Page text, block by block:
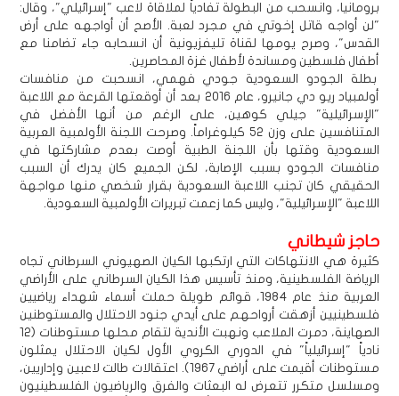
برومانيا، وانسحب من البطولة تفادياً لملاقاة لاعب "إسرائيلي"، وقال:
"لن أواجه قاتل إخوتي في مجرد لعبة. الأصح أن أواجهه على أرض
القدس"، وصرح يومها لقناة تليفزيونية أن انسحابه جاء تضامنا مع
أطفال فلسطين ومساندة لأطفال غزة المحاصرين.
بطلة الجودو السعودية جودي فهمي، انسحبت من منافسات
أولمبياد ريو دي جانيرو، عام 2016 بعد أن أوقعتها القرعة مع اللاعبة
"الإسرائيلية" جيلي كوهين، على الرغم من أنها الأفضل في
المتنافسين على وزن 52 كيلوغراماً. وصرحت اللجنة الأولمبية العربية
السعودية وقتها بأن اللجنة الطبية أوصت بعدم مشاركتها في
منافسات الجودو بسبب الإصابة، لكن الجميع كان يدرك أن السبب
الحقيقي كان تجنب اللاعبة السعودية بقرار شخصي منها مواجهة
اللاعبة "الإسرائيلية"، وليس كما زعمت تبريرات الأولمبية السعودية.
حاجز شيطاني
كثيرة هي الانتهاكات التي ارتكبها الكيان الصهيوني السرطاني تجاه
الرياضة الفلسطينية، ومنذ تأسيس هذا الكيان السرطاني على الأراضي
العربية منذ عام 1984، قوائم طويلة حملت أسماء شهداء رياضيين
فلسطينيين أزهقت أرواحهم على أيدي جنود الاحتلال والمستوطنين
الصهاينة، دمرت الملاعب ونهبت الأندية لتقام محلها مستوطنات (12
نادياً "إسرائيلياً" في الدوري الكروي الأول لكيان الاحتلال يمثلون
مستوطنات أقيمت على أراضي 1967). اعتقالات طالت لاعبين وإداريين،
ومسلسل متكرر تتعرض له البعثات والفرق والرياضيون الفلسطينيون